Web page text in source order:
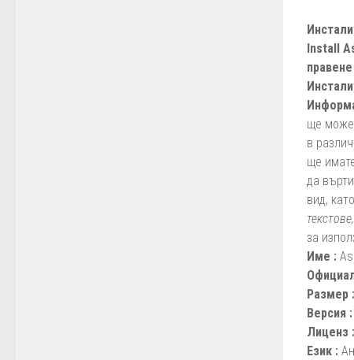
Install
ще
в
ще
да
вид,
за
Име :
Размер :
Версия :
Лиценз :
Език :